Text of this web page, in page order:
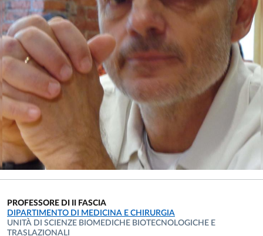
PROFESSORE DI II FASCIA
UNITÀ ORGANIZZATIVA AFFERENTE:
DIPARTIMENTO DI MEDICINA E CHIRURGIA
UNITÀ DI SCIENZE BIOMEDICHE BIOTECNOLOGICHE E
TRASLAZIONALI